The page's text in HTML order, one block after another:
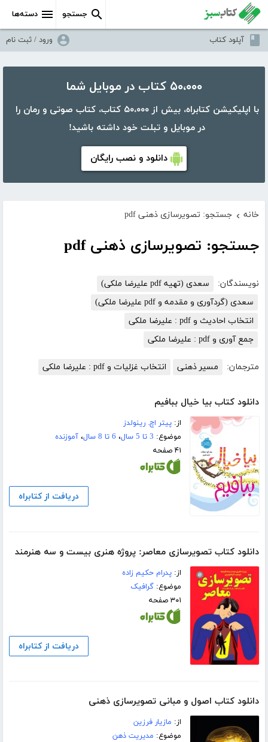
دسته‌ها جستجو
آپلود کتاب ورود / ثبت نام
۵۰،۰۰۰ کتاب در موبایل شما
با اپلیکیشن کتابراه، بیش از ۵۰،۰۰۰ کتاب، کتاب صوتی و رمان را
در موبایل و تبلت خود داشته باشید!
دانلود و نصب رایگان
خانه › جستجو: تصویرسازی ذهنی pdf
جستجو: تصویرسازی ذهنی pdf
نویسندگان:
سعدی (تهیه pdf علیرضا ملکی)
سعدی (گردآوری و مقدمه و pdf علیرضا ملکی)
انتخاب احادیث و pdf : علیرضا ملکی
جمع آوری و pdf : علیرضا ملکی
مترجمان: مسیر ذهنی انتخاب غزلیات و pdf : علیرضا ملکی
دانلود کتاب بیا خیال ببافیم
از:پیتر اچ. رینولدز
موضوع: 3 تا 5 سال ، 6 تا 8 سال ،آموزنده
۴۱ صفحه
دریافت از کتابراه
دانلود کتاب تصویرسازی معاصر: پروژه هنری بیست و سه هنرمند
از:پدرام حکیم زاده
موضوع:گرافیک
۳۰۱ صفحه
دریافت از کتابراه
دانلود کتاب اصول و مبانی تصویرسازی ذهنی
از: مازیار فرزین
موضوع: مدیریت ذهن